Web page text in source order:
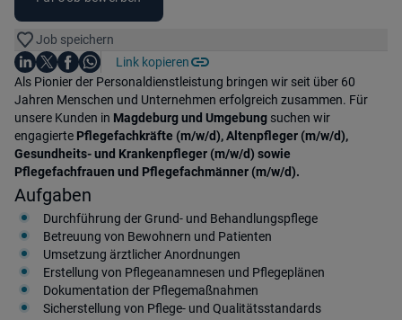
Job speichern
Teile diesen Job
Auf LinkedIn teilen
Auf X teilen
Auf Facebook teilen
Auf WhatsApp teilen
Link kopieren
Einleitung
Als Pionier der Personaldienstleistung bringen wir seit über 60
Jahren Menschen und Unternehmen erfolgreich zusammen. Für
unsere Kunden in Magdeburgund Umgebung suchen wir
engagierte Pflegefachkräfte (m/w/d), Altenpfleger (m/w/d),
Gesundheits- und Krankenpfleger (m/w/d) sowie
Pflegefachfrauen und Pflegefachmänner (m/w/d).
Aufgaben
Durchführung der Grund- und Behandlungspflege
Betreuung von Bewohnern und Patienten
Umsetzung ärztlicher Anordnungen
Erstellung von Pflegeanamnesen und Pflegeplänen
Dokumentation der Pflegemaßnahmen
Sicherstellung von Pflege- und Qualitätsstandards